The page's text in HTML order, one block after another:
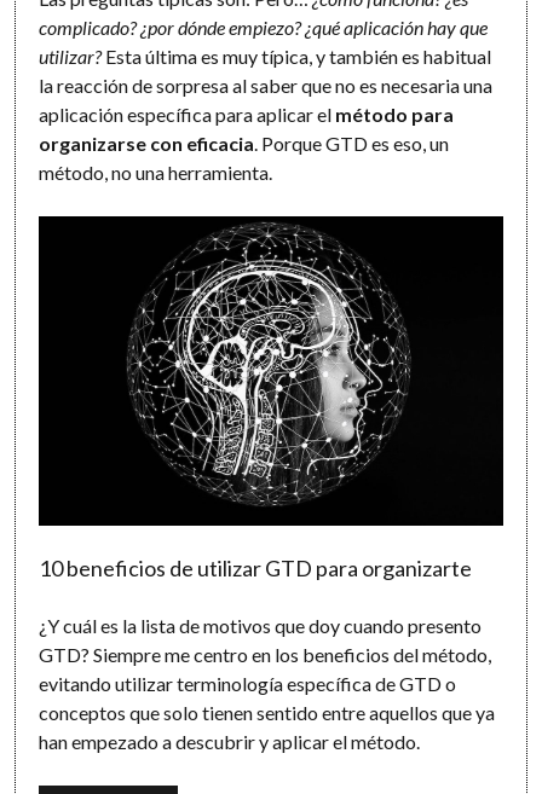
complicado? ¿por dónde empiezo? ¿qué aplicación hay que
utilizar?Esta última es muy típica, y también es habitual
la reacción de sorpresa al saber que no es necesaria una
aplicación específica para aplicar el método para
organizarse con eficacia . Porque GTD es eso, un
método, no una herramienta.
10 beneficios de utilizar GTD para organizarte
¿Y cuál es la lista de motivos que doy cuando presento
GTD? Siempre me centro en los beneficios del método,
evitando utilizar terminología específica de GTD o
conceptos que solo tienen sentido entre aquellos que ya
han empezado a descubrir y aplicar el método.